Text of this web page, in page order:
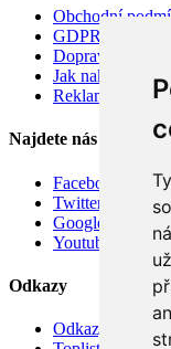
Obchodní
GDPR
Doprava
Jak nakupovat
Reklamace
Najdete nás
Facebook
Twitter
Google
Youtube
Odkazy
Odkazy